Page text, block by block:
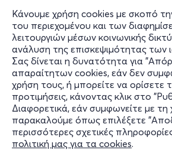
Κάνουμε χρήση cookies με σκοπό
του περιεχομένου και των
λειτουργιών μέσων κοινωνικής
ανάλυση της επισκεψιμότητας των
Σας δίνεται η δυνατότητα για
απαραίτητων cookies, εάν δεν
χρήση τους, ή μπορείτε να ορίσετε
προτιμήσεις, κάνοντας κλικ στο
Διαφορετικά, εάν συμφωνείτε με
παρακαλούμε όπως επιλέξετε
περισσότερες σχετικές
πολιτική μας για τα cookies.